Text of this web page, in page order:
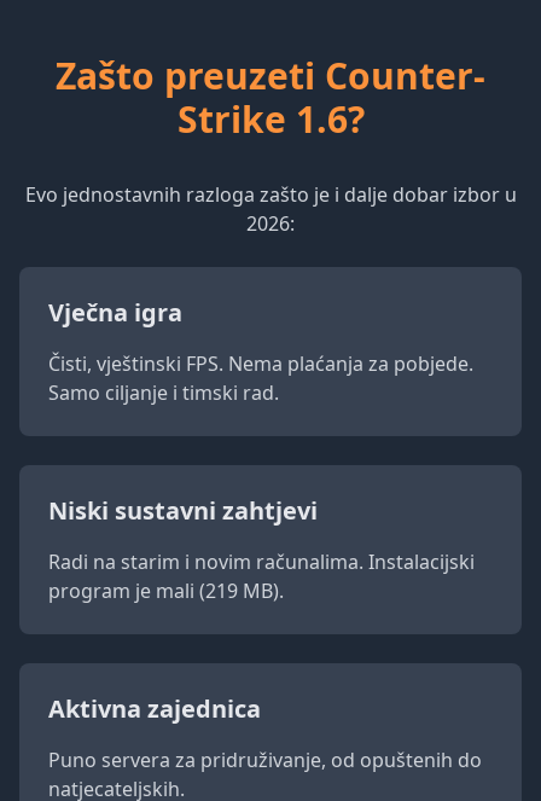
Zašto preuzeti Counter-
Strike 1.6?
Evo jednostavnih razloga zašto je i dalje dobar izbor u
2026:
Vječna igra
Čisti, vještinski FPS. Nema plaćanja za pobjede.
Samo ciljanje i timski rad.
Niski sustavni zahtjevi
Radi na starim i novim računalima. Instalacijski
program je mali (219 MB).
Aktivna zajednica
Puno servera za pridruživanje, od opuštenih do
natjecateljskih.